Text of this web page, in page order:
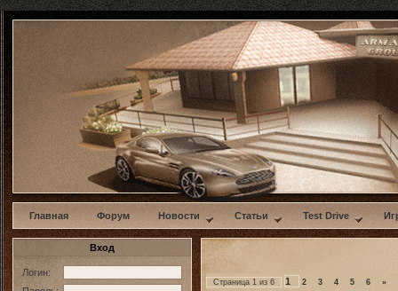
w
Главная Форум Новости Статьи Test Drive
Вход
Логин:
Страница 1 из 6 1 2 3 4 5 6 »